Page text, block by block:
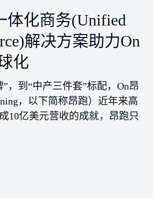
体化商务(Unified
解决方案助力On
化
”，到“中产三件套”标配，On昂
，以下简称昂跑）近年来高
10亿美元营收的成就，昂跑只